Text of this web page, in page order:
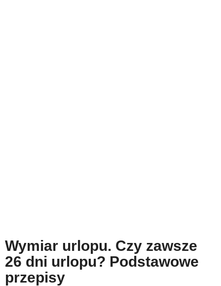
Wymiar urlopu. Czy zawsze
26 dni urlopu? Podstawowe
przepisy